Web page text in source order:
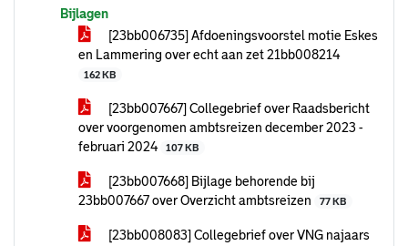
Bijlagen
[23bb006735] Afdoeningsvoorstel motie Eskes
en Lammering over echt aan zet 21bb008214
162 KB
[23bb007667] Collegebrief over Raadsbericht
over voorgenomen ambtsreizen december 2023 -
februari 2024
107 KB
[23bb007668] Bijlage behorende bij
23bb007667 over Overzicht ambtsreizen
77 KB
[23bb008083] Collegebrief over VNG najaars